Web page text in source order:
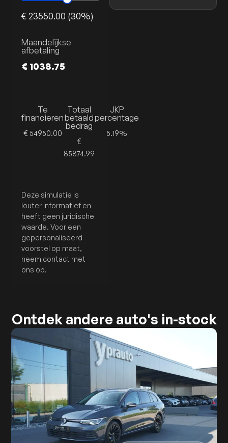
€ 23550.00 (30%)
Maandelijkse
afbetaling
€ 1038.75
Te
financieren
€ 54950.00
Totaal
betaald
bedrag
€
85874.99
JKP
percentage
5.19%
Deze simulatie is
louter informatief en
heeft geen juridische
waarde. Voor een
gepersonaliseerd
voorstel op maat,
neem contact met
ons op.
Ontdek andere auto's in-stock